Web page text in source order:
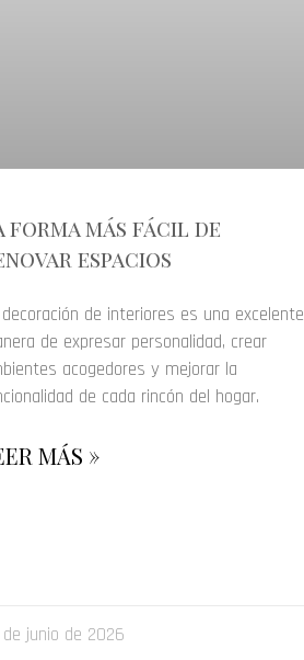
forma más fácil de
espacios
de interiores es una excelente
de expresar personalidad, crear
acogedores y mejorar la
de cada rincón del hogar.
MÁS »
junio de 2026